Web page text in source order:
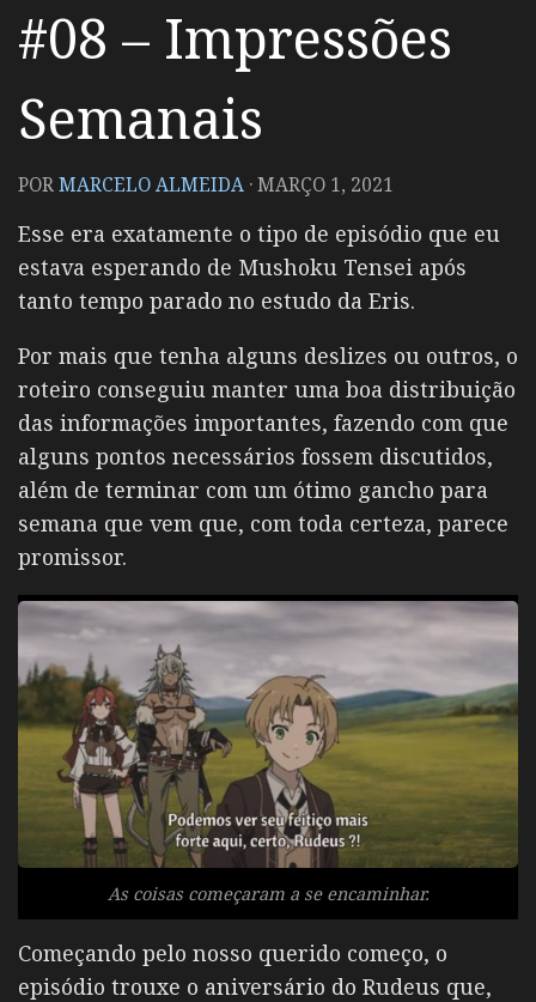
#08 – Impressões
Semanais
PORMARCELO ALMEIDA ·MARÇO 1, 2021
Esse era exatamente o tipo de episódio que eu
estava esperando de Mushoku Tensei após
tanto tempo parado no estudo da Eris.
Por mais que tenha alguns deslizes ou outros, o
roteiro conseguiu manter uma boa distribuição
das informações importantes, fazendo com que
alguns pontos necessários fossem discutidos,
além de terminar com um ótimo gancho para
semana que vem que, com toda certeza, parece
promissor.
As coisas começaram a se encaminhar.
Começando pelo nosso querido começo, o
episódio trouxe o aniversário do Rudeus que,